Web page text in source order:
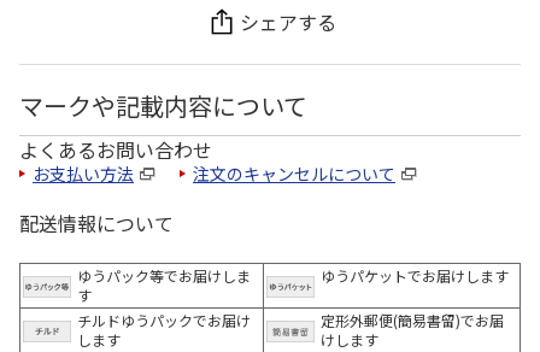
シェアする
マークや記載内容について
よくあるお問い合わせ
お支払い方法 注文のキャンセルについて
配送情報について
ゆうパック等でお届けしま
す
ゆうパケットでお届けします
チルドゆうパックでお届け
します
定形外郵便(簡易書留)でお届
けします